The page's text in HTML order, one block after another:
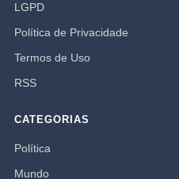
LGPD
Política de Privacidade
Termos de Uso
RSS
CATEGORIAS
Política
Mundo